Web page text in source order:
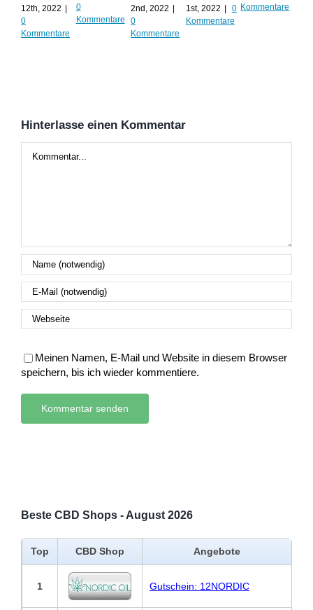
12th, 2022 |
0
Kommentare
0
Kommentare
2nd, 2022 |
0
Kommentare
1st, 2022 |
0
Kommentare
Kommentare
Hinterlasse einen Kommentar
Meinen Namen, E-Mail und Website in diesem Browser
speichern, bis ich wieder kommentiere.
Beste CBD Shops - August 2026
Top CBD Shop Angebote
1 Gutschein: 12NORDIC